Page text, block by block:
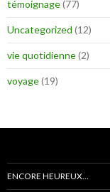
témoignage(77)
Uncategorized (12)
vie quotidienne(2)
voyage(19)
ENCORE HEUREUX…